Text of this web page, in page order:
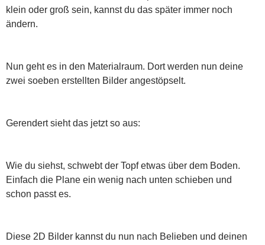
klein oder groß sein, kannst du das später immer noch
ändern.
Nun geht es in den Materialraum. Dort werden nun deine
zwei soeben erstellten Bilder angestöpselt.
Gerendert sieht das jetzt so aus:
Wie du siehst, schwebt der Topf etwas über dem Boden.
Einfach die Plane ein wenig nach unten schieben und
schon passt es.
Diese 2D Bilder kannst du nun nach Belieben und deinen